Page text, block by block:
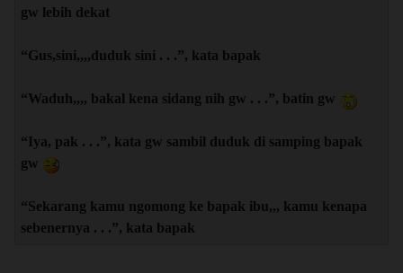
gw lebih dekat
“Gus,sini,,,,duduk sini . . .”, kata bapak
“Waduh,,,, bakal kena sidang nih gw . . .”, batin gw
“Iya, pak . . .”, kata gw sambil duduk di samping bapak
gw
“Sekarang kamu ngomong ke bapak ibu,,, kamu kenapa
sebenernya . . .”, kata bapak